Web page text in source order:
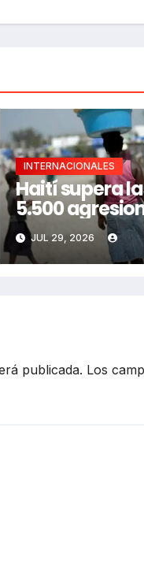
INTERNACIONALES
Haití supera
5.500
sexuales en
JUL 29, 2026
publicada. Los